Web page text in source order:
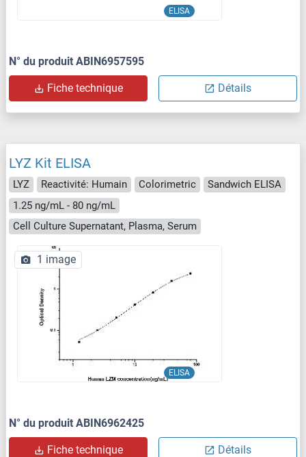
ELISA
N° du produit ABIN6957595
Fiche technique Détails
LYZ Kit ELISA
LYZ Reactivité: Humain Colorimetric
Sandwich ELISA
1.25 ng/mL - 80 ng/mL
Cell Culture Supernatant, Plasma, Serum
ELISA
1 image
N° du produit ABIN6962425
Fiche technique Détails